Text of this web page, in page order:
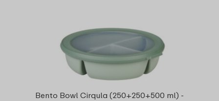
Bento Bowl Cirqula (250+250+500 ml) -